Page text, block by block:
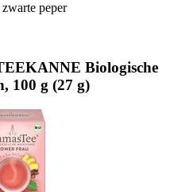
peper
Biologische
100 g (27 g)